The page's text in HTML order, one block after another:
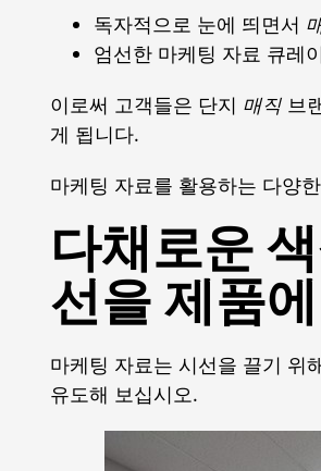
독자적으로 눈에 띄면서
엄선한 마케팅 자료 큐레
이로써 고객들은 단지 매직브
게 됩니다.
마케팅 자료를 활용하는 다양
다채로운
선을 제품
마케팅 자료는 시선을 끌기 위
유도해 보십시오.